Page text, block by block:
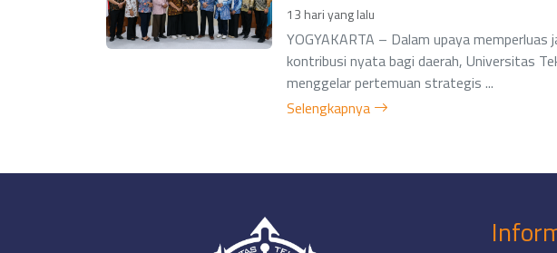
13 hari yang lalu
YOGYAKARTA – Dalam upaya memperluas
kontribusi nyata bagi daerah, Universitas
menggelar pertemuan strategis ...
Selengkapnya